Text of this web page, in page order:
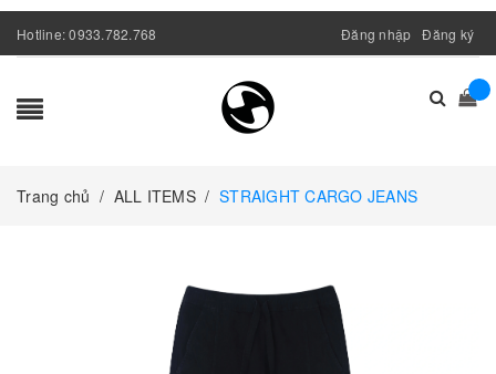
Hotline:0933.782.768 Đăng nhập Đăng ký
Trang chủ / ALL ITEMS / STRAIGHT CARGO JEANS